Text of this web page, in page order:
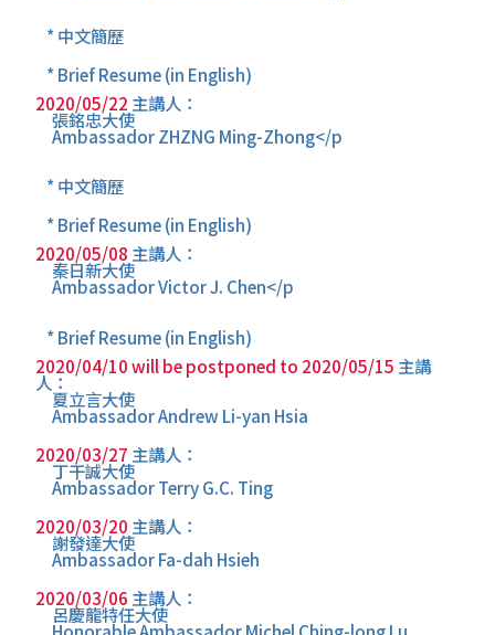
* 中文簡歷
* Brief Resume (in English)
2020/05/22 主講人：
張銘忠大使
Ambassador ZHZNG Ming-Zhong</p
* 中文簡歷
* Brief Resume (in English)
2020/05/08 主講人：
秦日新大使
Ambassador Victor J. Chen</p
* Brief Resume (in English)
2020/04/10 will be postponed to 2020/05/15 主講
人：
夏立言大使
Ambassador Andrew Li-yan Hsia
2020/03/27 主講人：
丁干誠大使
Ambassador Terry G.C. Ting
2020/03/20 主講人：
謝發達大使
Ambassador Fa-dah Hsieh
2020/03/06 主講人：
呂慶龍特任大使